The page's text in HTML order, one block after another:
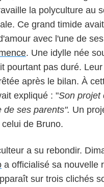
la polyculture au
Ce grand timide
avec l'une de ses
. Une idylle née
pourtant pas duré.
après le bilan. À
expliqué : "Son projet
de ses parents". Un
de Bruno.
a su rebondir.
a officialisé sa nouvelle
sur trois clichés